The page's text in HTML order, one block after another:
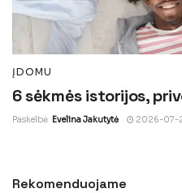
ĮDOMU
6 sėkmės istorijos,
Paskelbė Evelina Jakutytė 2026-07-
Rekomenduojame